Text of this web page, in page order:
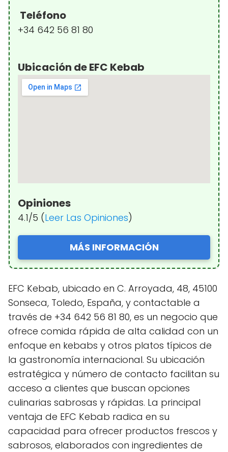
Teléfono
+34 642 56 81 80
Ubicación de EFC Kebab
Opiniones
4.1/5 (Leer Las Opiniones)
MÁS INFORMACIÓN
EFC Kebab, ubicado en C. Arroyada, 48, 45100
Sonseca, Toledo, España, y contactable a
través de +34 642 56 81 80, es un negocio que
ofrece comida rápida de alta calidad con un
enfoque en kebabs y otros platos típicos de
la gastronomía internacional. Su ubicación
estratégica y número de contacto facilitan su
acceso a clientes que buscan opciones
culinarias sabrosas y rápidas. La principal
ventaja de EFC Kebab radica en su
capacidad para ofrecer productos frescos y
sabrosos, elaborados con ingredientes de